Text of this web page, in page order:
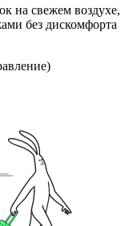
на свежем воздухе,
без дискомфорта